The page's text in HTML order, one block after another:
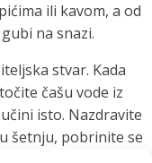
ili kavom, a od
na snazi.
stvar. Kada
čašu vode iz
isto. Nazdravite
šetnju, pobrinite se